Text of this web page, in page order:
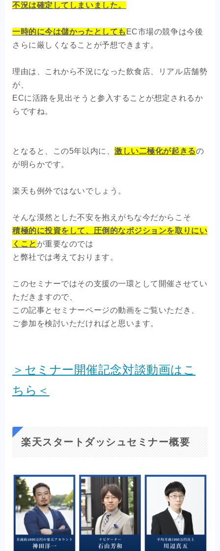
不況は確定してしまいました。
一時的に今は儲かったとしても EC市場の競争は今後
さらに厳しくなることが予想できます。
理由は、これから不況になった飲食店、リアル店舗勢
が、
ECに活路を見出そうと参入することが想定されるか
らですね。
となると、この5年以内に、激しい二極化が起きるの
が明らかです。
楽天も例外ではないでしょう。
そんな漠然とした不安を抱えがちな今だからこそ
積極的に投資をして、圧倒的なポジションを取りにい
くこと が重要なのでは
と弊社では考えております。
このセミナーではその支援の一環として開催させてい
ただきますので、
この記事とセミナーページの動画をご覧いただき、
ご参加を検討いただければと思います。
＞セミナー開催記念対談動画はこ
ちら＜
楽天スタートダッシュセミナー概要